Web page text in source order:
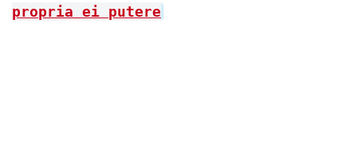
propria ei putere